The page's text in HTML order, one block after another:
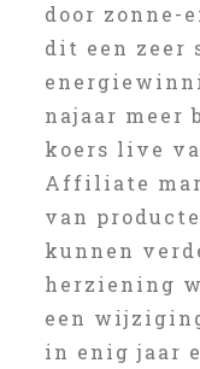
door zonne-
dit een zeer
najaar meer
koers live
Affiliate
van
kunnen
herziening
een
in enig jaar